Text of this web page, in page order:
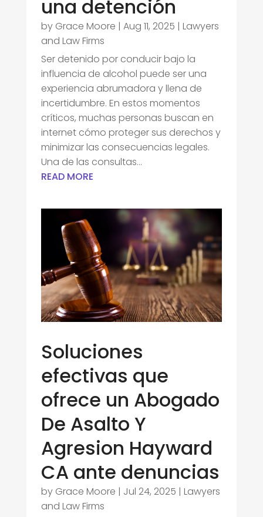
una detención
by Grace Moore | Aug 11, 2025 | Lawyers
and Law Firms
Ser detenido por conducir bajo la
influencia de alcohol puede ser una
experiencia abrumadora y llena de
incertidumbre. En estos momentos
críticos, muchas personas buscan en
internet cómo proteger sus derechos y
minimizar las consecuencias legales.
Una de las consultas...
READ MORE
Soluciones
efectivas que
ofrece un Abogado
De Asalto Y
Agresion Hayward
CA ante denuncias
by Grace Moore | Jul 24, 2025 | Lawyers
and Law Firms